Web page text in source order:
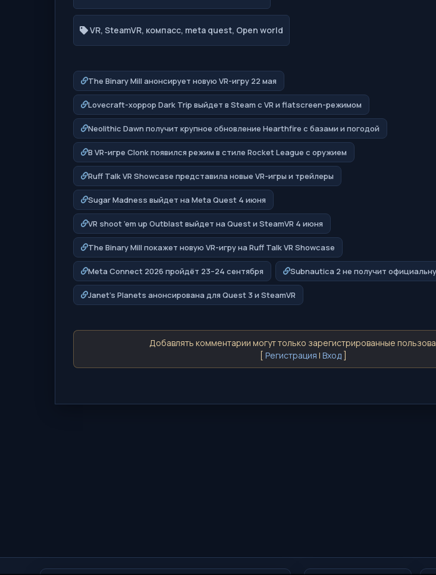
VR, SteamVR, компасс, meta quest, Open world
The Binary Mill анонсирует новую VR-игру 22 мая
Lovecraft-хоррор Dark Trip выйдет в Steam с VR и flatscreen-режимом
Neolithic Dawn получит крупное обновление Hearthfire с базами и погодой
В VR-игре Clonk появился режим в стиле Rocket League с оружием
Ruff Talk VR Showcase представила новые VR-игры и трейлеры
Sugar Madness выйдет на Meta Quest 4 июня
VR shoot ’em up Outblast выйдет на Quest и SteamVR 4 июня
The Binary Mill покажет новую VR-игру на Ruff Talk VR Showcase
Meta Connect 2026 пройдёт 23–24 сентября Subnautica 2 не получит
Janet’s Planets анонсирована для Quest 3 и SteamVR
Добавлять комментарии могут только зарегистрированные
Регистрация | Вход]